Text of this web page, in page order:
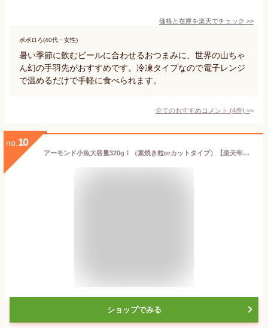
価格と在庫を楽天でチェック >>
ポポロろ(40代・女性)
暑い季節に飲むビールに合わせるおつまみに、世界の山ちゃ
ん幻の手羽先がおすすめです。冷凍タイプなので電子レンジ
で温めるだけで手軽に食べられます。
全てのおすすめコメント (4件) >
no. 10
アーモンド小魚大容量320g！（素焼き粒orカットタイプ）【楽天年間ランキング9回入賞】 国産 瀬戸内海産 九州産 大袋 チャック付き袋 送料無料 ヘルシー おやつ おかし 小魚アーモンド フィッシュ おつまみ オサカナ ナッツ
ショップでみる